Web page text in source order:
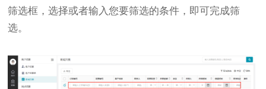
筛选框，选择或者输入您要筛选的条件，即可完成筛
选。